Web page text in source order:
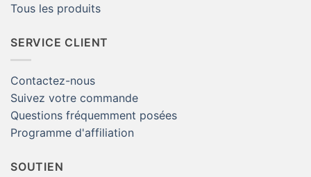
Tous les produits
SERVICE CLIENT
Contactez-nous
Suivez votre commande
Questions fréquemment posées
Programme d'affiliation
SOUTIEN